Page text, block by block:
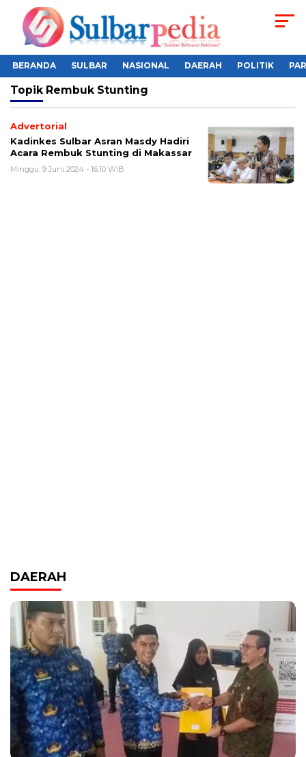
BERANDA SULBAR NASIONAL DAERAH POLITIK
Topik Rembuk Stunting
Advertorial
Kadinkes Sulbar Asran Masdy Hadiri
Acara Rembuk Stunting di Makassar
Minggu, 9 Juni 2024 - 16:10 WIB
DAERAH